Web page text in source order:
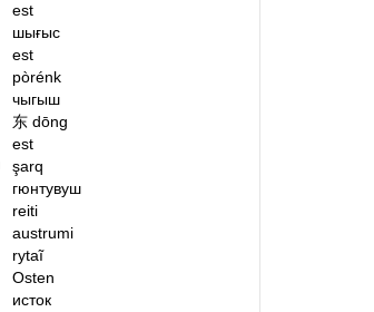
est
шығыс
est
pòrénk
чыгыш
东dōng
est
şarq
гюнтувуш
reiti
austrumi
rytaĩ
Osten
исток